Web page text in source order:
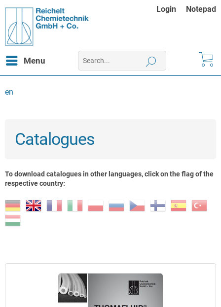
Login Notepad
Menu
en
Catalogues
To download catalogues in other languages, click on the flag of the
respective country: